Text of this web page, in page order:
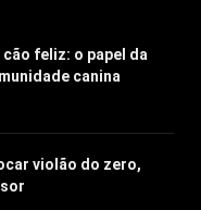
feliz: o papel da
canina
violão do zero,